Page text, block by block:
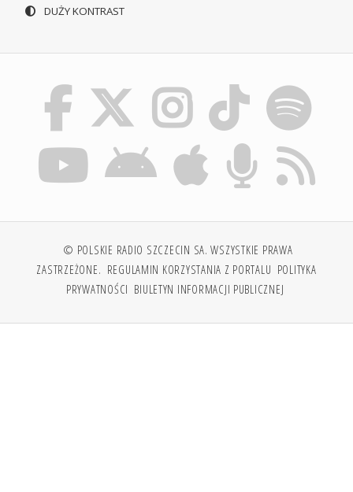
DUŻY KONTRAST
© POLSKIE RADIO SZCZECIN SA. WSZYSTKIE PRAWA
ZASTRZEŻONE. REGULAMIN KORZYSTANIA Z PORTALU POLITYKA
PRYWATNOŚCI BIULETYN INFORMACJI PUBLICZNEJ